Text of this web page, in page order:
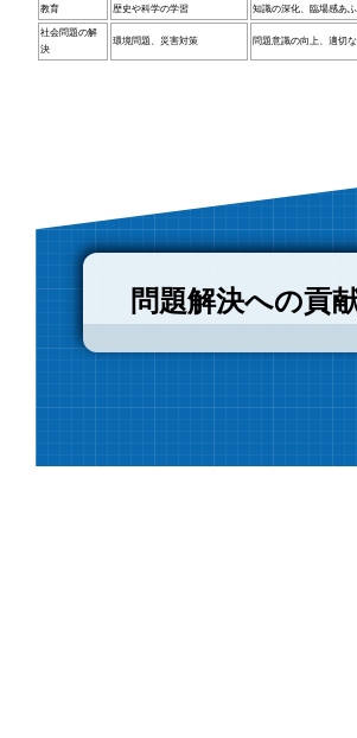
教育 歴史や科学の学習 知識の深化、臨場感あ
社会問題の解
決
環境問題、災害対策 問題意識の向上、適切
問題解決への貢